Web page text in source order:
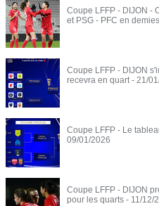
Coupe LFFP - DIJON -
et PSG - PFC en demies
Coupe LFFP - DIJON
recevra en quart - 21/
Coupe LFFP - Le
09/01/2026
Coupe LFFP - DIJON
pour les quarts - 11/12/